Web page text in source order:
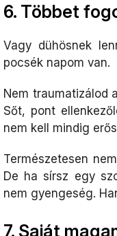
6. Többet
Vagy dühösnek
pocsék napom van.
Nem traumatizálod
Sőt, pont
nem kell mindig
Természetesen
De ha sírsz egy
nem gyengeség.
7. Saját